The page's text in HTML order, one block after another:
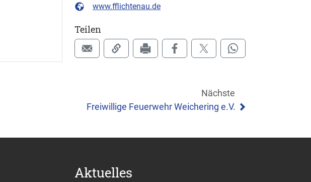
www.fflichtenau.de
Teilen
Nächste
Freiwillige Feuerwehr Weichering e.V.
Aktuelles